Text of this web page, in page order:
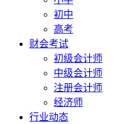
初中
高考
财会考试
初级会计师
中级会计师
注册会计师
经济师
行业动态